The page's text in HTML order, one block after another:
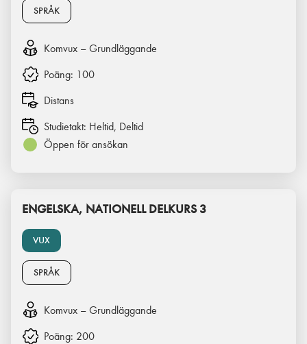
SPRÅK
Komvux – Grundläggande
Poäng: 100
Distans
Studietakt: Heltid, Deltid
Öppen för ansökan
VUX
ENGELSKA, NATIONELL DELKURS 3
SPRÅK
Komvux – Grundläggande
Poäng: 200